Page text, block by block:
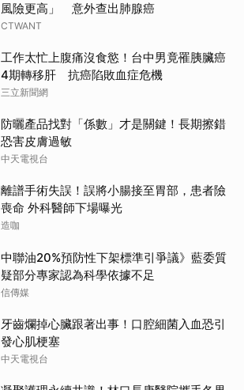
風險更高」 意外查出肺腺癌
CTWANT
工作太忙上腹痛沒食慾！台中男竟罹胰臟癌
4期轉移肝 抗癌陷敗血症危機
三立新聞網
防曬產品找對「係數」才是關鍵！長期擦錯
恐害皮膚過敏
中天電視台
離譜手術失誤！誤將小腸接至胃部，患者險
喪命 外科醫師下場曝光
造咖
中聯油20%預防性下架標準引爭議》藍委質
疑部分專家認為科學依據不足
信傳媒
牙齒爛掉心臟跟著出事！口腔細菌入血恐引
發心肌梗塞
中天電視台